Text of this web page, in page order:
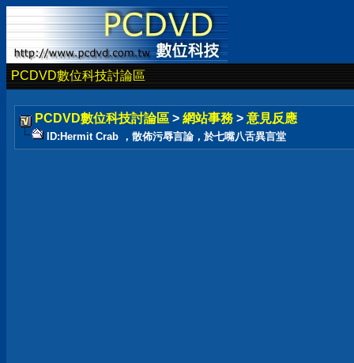
PCDVD數位科技討論區
PCDVD數位科技討論區 > 網站事務 > 意見反應
ID:Hermit Crab ，散佈污辱言論，於七嘴八舌異言堂